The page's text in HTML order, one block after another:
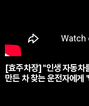
[효주차장] "인생 자동차
만든 차 찾는 운전자에